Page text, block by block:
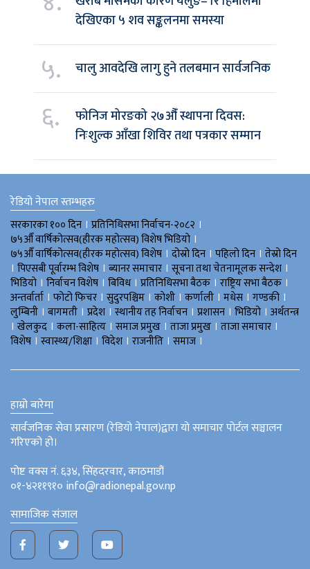
देखिएका ५ शव सङ्कलनमा समस्या
५. चालु आवदेखि लागु हुने तलबमान सार्वजनिक
६.
फोनिज मोरङको २७औँ स्थापना दिवस:
निःशुल्क आँखा शिविर तथा पत्रकार सम्मान
रेडियो नेपाल स्तम्भहरु
सरकारका १०० दिन । प्रतिनिधिसभा निर्वाचन-२०८२ ।
७५औँ वार्षिकोत्सव(हीरक महोत्सव) विशेष भिडियाे ।
७५औँ वार्षिकोत्सव(हीरक महोत्सव) विशेष । दोस्रो दिन । पहिलो दिन । तेस्रो दिन
। पिएसबी पूर्वारम्भ विशेष । ब्यानर समाचार । सूचना तथा चेतनामूलक सन्देश ।
भिडियाे । निर्वाचन विशेष । बिविध। प्रतिनिधिसभा बैठक । राष्ट्रिय सभा बैठक ।
अन्तर्वार्ता । फोटो फिचर । सुदुरपश्चिम । काेशी । कर्णाली । मधेस । गण्डकी ।
लुम्बिनी । बागमती । प्रदेश । स्थानीय तह निर्वाचन । प्रशासन । भिडियो । अर्थतन्त्र
। खेलकुद । कला-साहित्य । समाज प्रमुख । ताजा प्रमुख । ताजा समाचार ।
विशेष । स्वास्थ्य/शिक्षा । विदेश । राजनीति । समाज ।
हाम्रो बारेमा
सार्वजनिक सेवा प्रसारण (रेडियो नेपाल)द्वारा यो समाचार पोर्टल सञ्चालन
गरिएको हो।
पोष्ट वक्स नं. ६३४, सिंहदरवार, काठमाडौं
०१-४२११९१० info@radionepal.gov.np
सामाजिक संजाल